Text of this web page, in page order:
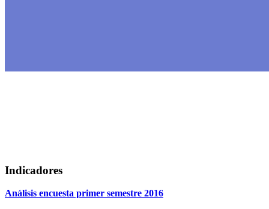
Indicadores
Análisis encuesta primer semestre 2016